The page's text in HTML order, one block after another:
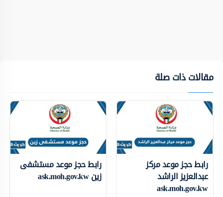
مقالات ذات صلة
رابط حجز موعد مركز
عبدالعزيز الراشد
ask.moh.gov.kw
رابط حجز موعد مستشفى
زين ask.moh.gov.kw